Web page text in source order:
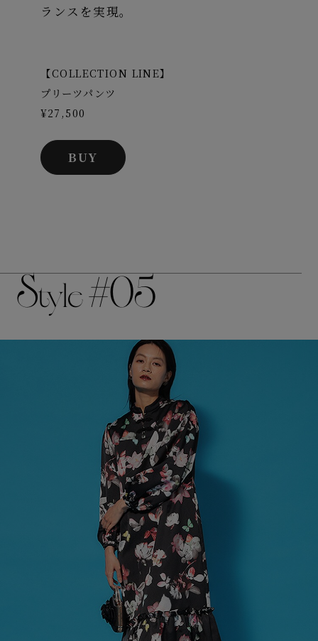
ランスを実現。
【COLLECTION LINE】
プリーツパンツ
¥27,500
BUY
Style#05